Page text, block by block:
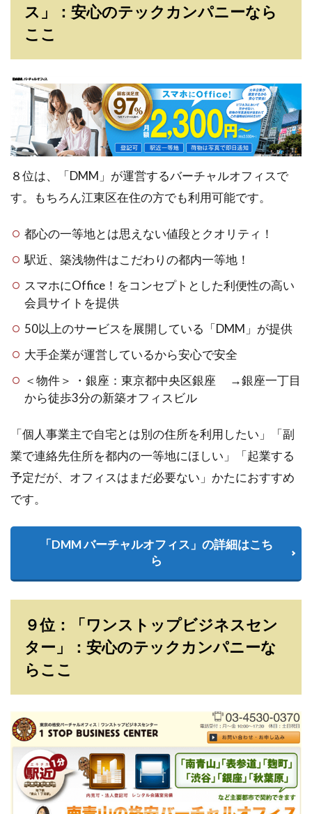
ス」：安心のテックカンパニーなら
ここ
８位は、「DMM」が運営するバーチャルオフィスで
す。もちろん江東区在住の方でも利用可能です。
都心の一等地とは思えない値段とクオリティ！
駅近、築浅物件はこだわりの都内一等地！
スマホにOffice！をコンセプトとした利便性の高い
会員サイトを提供
50以上のサービスを展開している「DMM」が提供
大手企業が運営しているから安心で安全
＜物件＞ ・銀座：東京都中央区銀座 →銀座一丁目
から徒歩3分の新築オフィスビル
「個人事業主で自宅とは別の住所を利用したい」「副
業で連絡先住所を都内の一等地にほしい」「起業する
予定だが、オフィスはまだ必要ない」かたにおすすめ
です。
「DMM バーチャルオフィス」の詳細はこち
ら
９位：「ワンストップビジネスセン
ター」：安心のテックカンパニーな
らここ